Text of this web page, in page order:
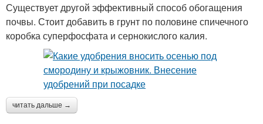
Существует другой эффективный способ обогащения
почвы. Стоит добавить в грунт по половине спичечного
коробка суперфосфата и сернокислого калия.
читать дальше →